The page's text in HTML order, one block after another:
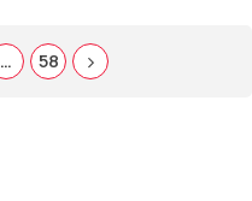
… 58